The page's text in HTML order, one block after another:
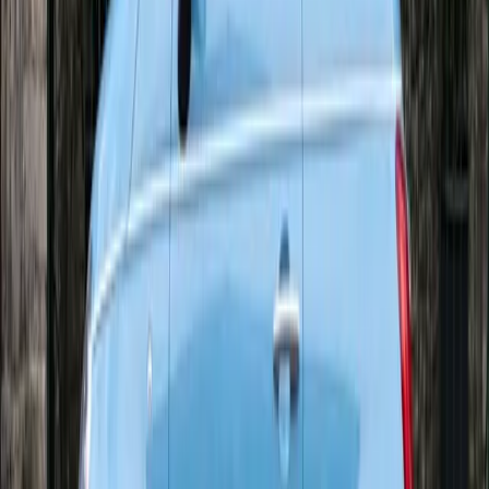
Localisation et accessibilité
L'emplacement de RIVIERE DIFFUSION à Voreppe en
fait un acteur incontournable du recyclage automobile
de l'Isère. Les professionnels de l'automobile de la
région – garages, concessionnaires, carrossiers –
peuvent également y orienter leurs clients pour la
destruction de véhicules économiquement irréparables.
RIVIERE DIFFUSION accueille les véhicules de toutes
marques et de tous types : voitures particulières,
utilitaires légers, deux-roues motorisés. Chaque
catégorie de véhicule fait l'objet d'un traitement adapté,
conforme aux spécificités techniques et aux filières de
recyclage appropriées.
Engagement environnemental
L'activité de RIVIERE DIFFUSION génère des bénéfices
environnementaux mesurables pour Auvergne-Rhône-
Alpes. La dépollution systématique des véhicules évite le
rejet de centaines de litres de fluides polluants dans les